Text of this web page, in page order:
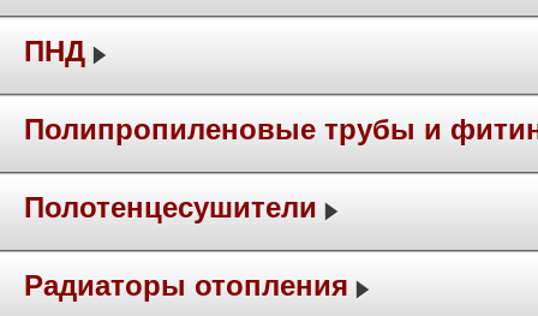
ПНД
Полипропиленовые трубы и
Полотенцесушители
Радиаторы отопления